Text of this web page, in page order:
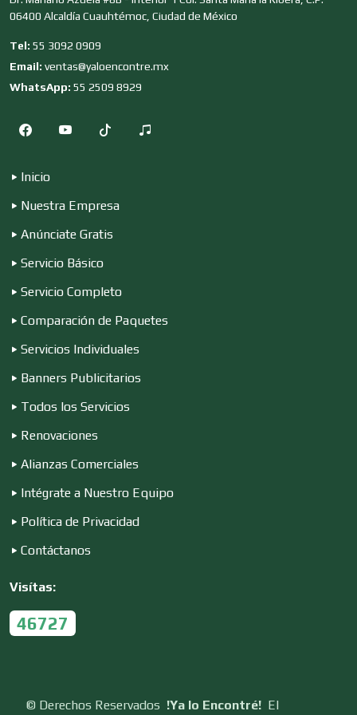
Clubes Deportivos
Cocinas Integrales
Compresores de aire
Computadoras
Conferencias Empresariales
Copiadoras
06400 Alcaldía Cuauhtémoc, Ciudad de México
Tel: 55 3092 0909
Email: ventas@yaloencontre.mx
WhatsApp: 55 2509 8929
Inicio
Nuestra Empresa
Anúnciate Gratis
Servicio Básico
Servicio Completo
Comparación de Paquetes
Servicios Individuales
Banners Publicitarios
Todos los Servicios
Renovaciones
Alianzas Comerciales
Intégrate a Nuestro Equipo
Política de Privacidad
Contáctanos
Visítas:
46727
© Derechos Reservados !Ya lo Encontré! El